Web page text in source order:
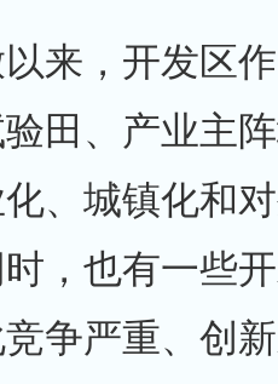
，开发区作
田、产业主
、城镇化和
，也有一些
争严重、创